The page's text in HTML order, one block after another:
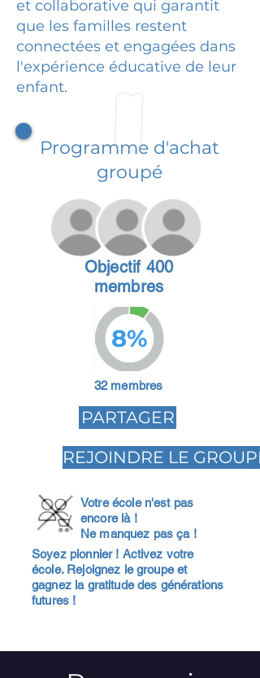
et collaborative qui garantit
que les familles restent
connectées et engagées dans
l'expérience éducative de leur
enfant.
Programme d'achat
groupé
Objectif 400
membres
8%
32 membres
PARTAGER
REJOINDRE LE GROUPE
Votre école n'est pas
encore là !
Ne manquez pas ça !
Soyez pionnier ! Activez votre
école. Rejoignez le groupe et
gagnez la gratitude des générations
futures !